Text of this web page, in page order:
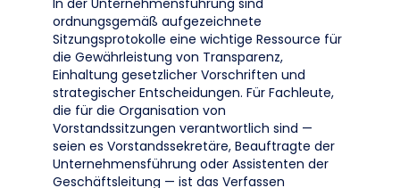
In der Unternehmensführung sind
ordnungsgemäß aufgezeichnete
Sitzungsprotokolle eine wichtige Ressource für
die Gewährleistung von Transparenz,
Einhaltung gesetzlicher Vorschriften und
strategischer Entscheidungen. Für Fachleute,
die für die Organisation von
Vorstandssitzungen verantwortlich sind —
seien es Vorstandssekretäre, Beauftragte der
Unternehmensführung oder Assistenten der
Geschäftsleitung — ist das Verfassen